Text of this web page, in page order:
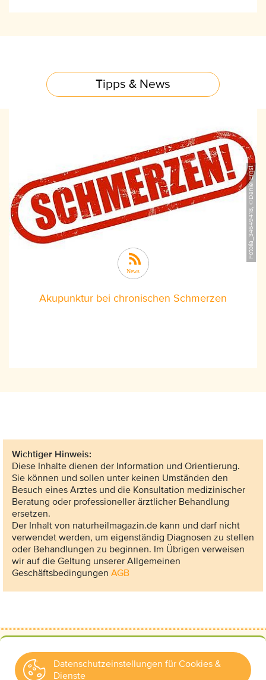
Tipps & News
Fotolia_34649418, ©Daniel Ernst
Akupunktur bei chronischen Schmerzen
Wichtiger Hinweis:
Diese Inhalte dienen der Information und Orientierung.
Sie können und sollen unter keinen Umständen den
Besuch eines Arztes und die Konsultation medizinischer
Beratung oder professioneller ärztlicher Behandlung
ersetzen.
Der Inhalt von naturheilmagazin.de kann und darf nicht
verwendet werden, um eigenständig Diagnosen zu stellen
oder Behandlungen zu beginnen. Im Übrigen verweisen
wir auf die Geltung unserer Allgemeinen
Geschäftsbedingungen AGB
Datenschutzeinstellungen für Cookies &
Dienste